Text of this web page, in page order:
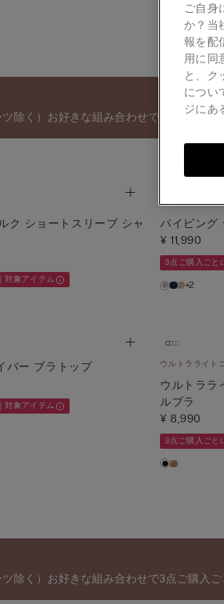
除く）お好きな組み合わせで3点ご購入
ク ショートスリーブ シャ
対象アイテム
パイピング
¥ 11,990
3点ご購入ごと
+2
バー ブラトップ
対象アイテム
ウルトラライト
ウルトララ
ルブラ
¥ 8,990
3点ご購入ごと
除く）お好きな組み合わせで3点ご購入
ご自身
か？当
報を配
用に同
と、ク
につい
ジにあ